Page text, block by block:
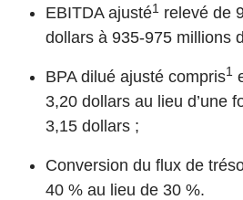
EBITDA ajusté1 relevé de
dollars à 935-975 millions
BPA dilué ajusté compris1
3,20 dollars au lieu d’une
3,15 dollars ;
Conversion du flux de
40 % au lieu de 30 %.